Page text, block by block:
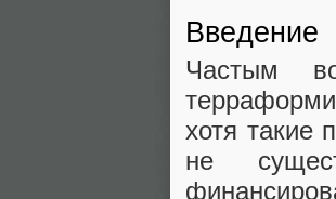
Введение
Частым
хотя такие
не